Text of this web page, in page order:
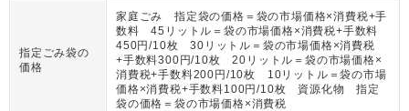
指定ごみ袋の
価格
家庭ごみ 指定袋の価格＝袋の市場価格×消費税+手
数料 45リットル＝袋の市場価格×消費税+手数料
450円/10枚 30リットル＝袋の市場価格×消費税
+手数料300円/10枚 20リットル＝袋の市場価格×
消費税+手数料200円/10枚 10リットル＝袋の市場
価格×消費税+手数料100円/10枚 資源化物 指定
袋の価格＝袋の市場価格×消費税